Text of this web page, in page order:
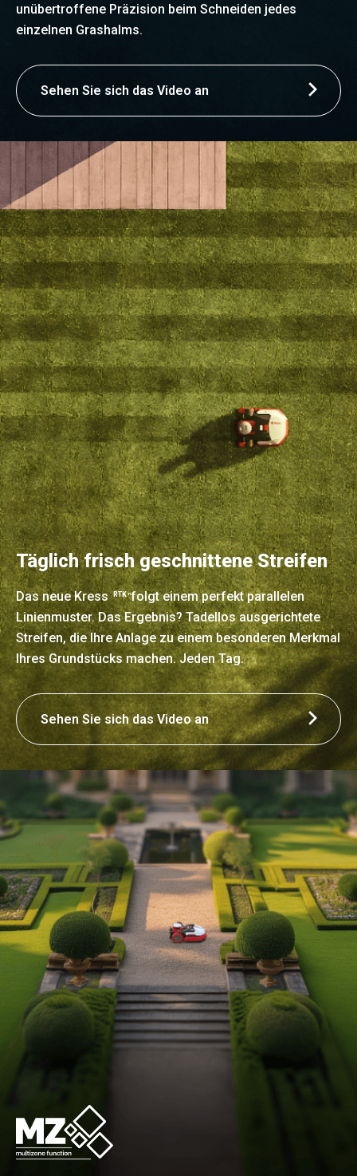
unübertroffene Präzision beim Schneiden jedes
einzelnen Grashalms.
Sehen Sie sich das Video an
Täglich frisch geschnittene Streifen
Das neue Kress RTK n
folgt einem perfekt parallelen
Linienmuster. Das Ergebnis? Tadellos ausgerichtete
Streifen, die Ihre Anlage zu einem besonderen Merkmal
Ihres Grundstücks machen. Jeden Tag.
Sehen Sie sich das Video an